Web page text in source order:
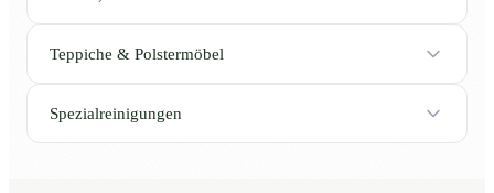
Teppiche & Polstermöbel
Spezialreinigungen